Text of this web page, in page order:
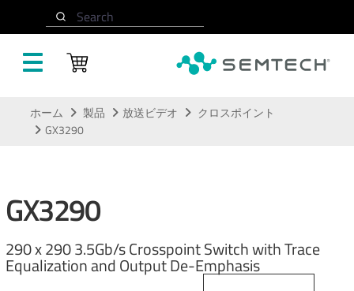
Search
ホーム 製品 放送ビデオ
クロスポイント
GX3290
GX3290
290 x 290 3.5Gb/s Crosspoint Switch with Trace
Equalization and Output De-Emphasis